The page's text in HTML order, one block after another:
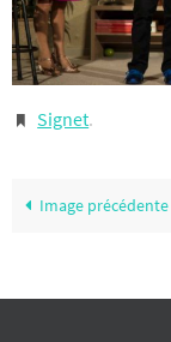
Signet.
Image précédente